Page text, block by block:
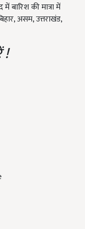
की मात्रा में
असम, उत्तराखंड,
!